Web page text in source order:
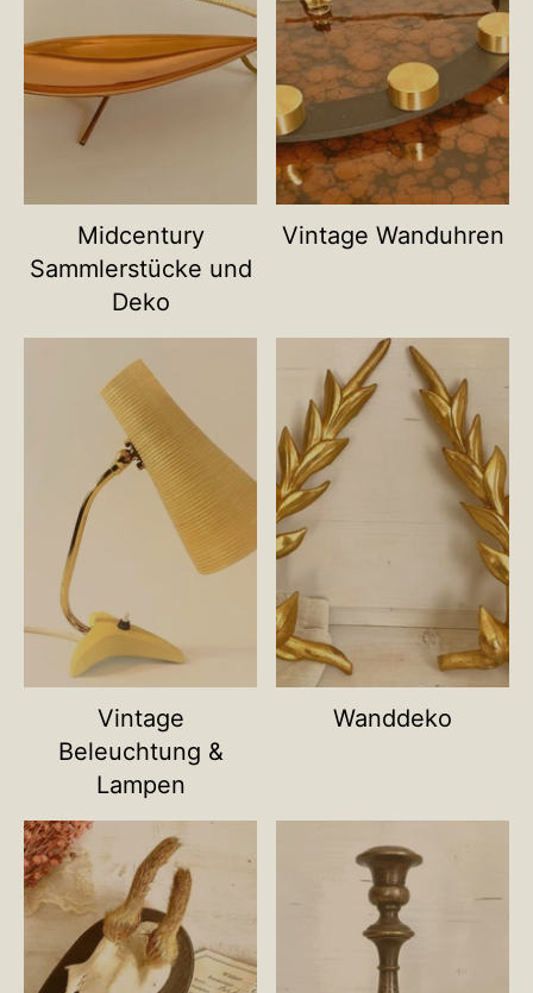
Midcentury
Sammlerstücke und
Deko
Vintage Wanduhren
Vintage
Beleuchtung &
Lampen
Name deiner
Wanddeko
Name deiner Kategorie